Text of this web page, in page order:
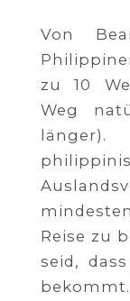
Von
zu 10
Weg
Reise zu
seid,